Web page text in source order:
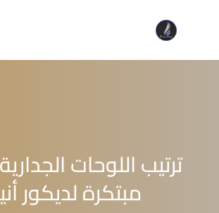
ترتيب اللوحات
مبتكرة لديكور